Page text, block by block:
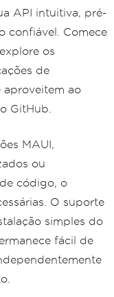
API intuitiva, pré-
confiável. Comece
os
de
aproveitem ao
GitHub.
MAUI,
ou
código, o
O suporte
simples do
fácil de